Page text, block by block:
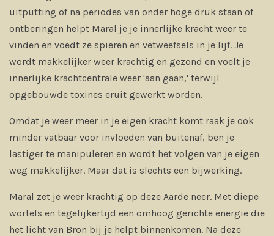
uitputting of na periodes van onder hoge druk staan of
ontberingen helpt Maral je je innerlijke kracht weer te
vinden en voedt ze spieren en vetweefsels in je lijf. Je
wordt makkelijker weer krachtig en gezond en voelt je
innerlijke krachtcentrale weer 'aan gaan,' terwijl
opgebouwde toxines eruit gewerkt worden.
Omdat je weer meer in je eigen kracht komt raak je ook
minder vatbaar voor invloeden van buitenaf, ben je
lastiger te manipuleren en wordt het volgen van je eigen
weg makkelijker. Maar dat is slechts een bijwerking.
Maral zet je weer krachtig op deze Aarde neer. Met diepe
wortels en tegelijkertijd een omhoog gerichte energie die
het licht van Bron bij je helpt binnenkomen. Na deze